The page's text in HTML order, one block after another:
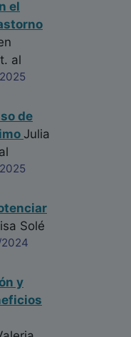
el
al
de
Julia
Solé
y